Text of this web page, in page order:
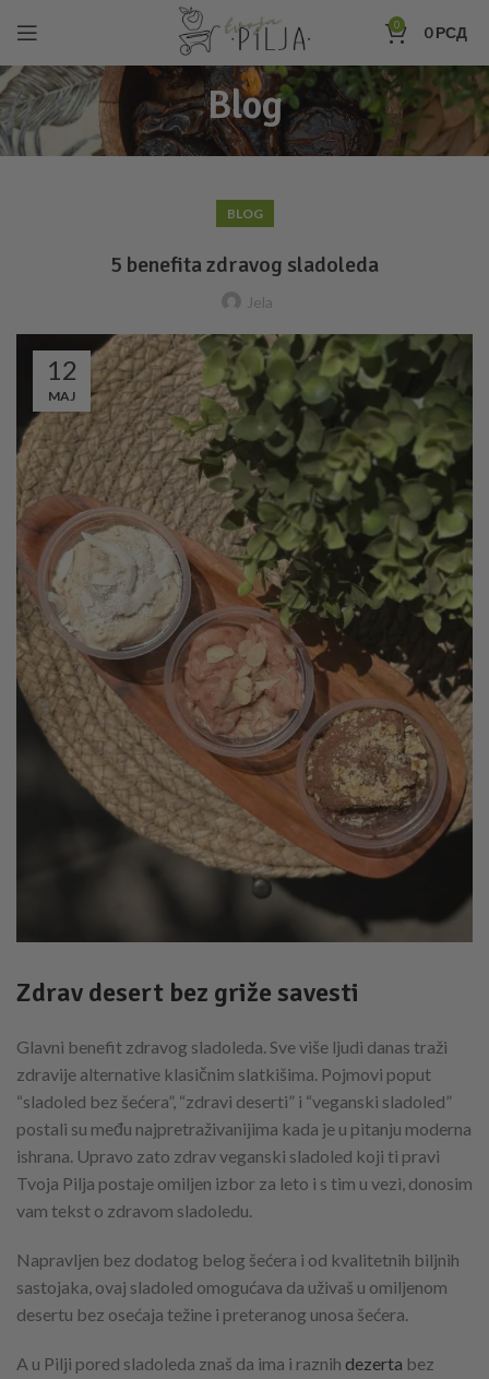
0 0РСД
Blog
BLOG
5 benefita zdravog sladoleda
Jela
12
MAJ
Zdrav desert bez griže savesti
Glavni benefit zdravog sladoleda. Sve više ljudi danas traži
zdravije alternative klasičnim slatkišima. Pojmovi poput
“sladoled bez šećera”, “zdravi deserti” i “veganski sladoled”
postali su među najpretraživanijima kada je u pitanju moderna
ishrana. Upravo zato zdrav veganski sladoled koji ti pravi
Tvoja Pilja postaje omiljen izbor za leto i s tim u vezi, donosim
vam tekst o zdravom sladoledu.
Napravljen bez dodatog belog šećera i od kvalitetnih biljnih
sastojaka, ovaj sladoled omogućava da uživaš u omiljenom
desertu bez osećaja težine i preteranog unosa šećera.
A u Pilji pored sladoleda znaš da ima i raznih dezerta bez